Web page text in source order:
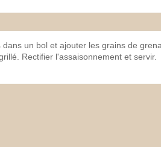
dans un bol et ajouter les grains de
Rectifier l'assaisonnement et servir.